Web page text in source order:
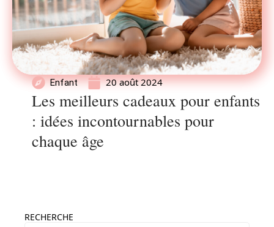
Enfant 20 août 2024
Les meilleurs cadeaux pour enfants
: idées incontournables pour
chaque âge
RECHERCHE